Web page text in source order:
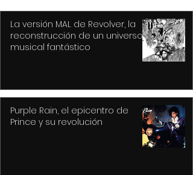
La versión MAL de Revolver, la
reconstrucción de un universo
musical fantástico
Purple Rain, el epicentro de
Prince y su revolución